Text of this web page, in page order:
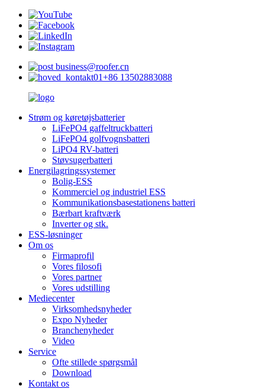
business@roofer.cn
+86 13502883088
Strøm og køretøjsbatterier
LiFePO4 gaffeltruckbatteri
LiFePO4 golfvognsbatteri
LiPO4 RV-batteri
Støvsugerbatteri
Energilagringssystemer
Bolig-ESS
Kommerciel og industriel ESS
Kommunikationsbasestationens batteri
Bærbart kraftværk
Inverter og stk.
ESS-løsninger
Om os
Firmaprofil
Vores filosofi
Vores partner
Vores udstilling
Mediecenter
Virksomhedsnyheder
Expo Nyheder
Branchenyheder
Video
Service
Ofte stillede spørgsmål
Download
Kontakt os